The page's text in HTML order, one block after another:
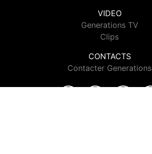
VIDEO
Generations TV
Clips
CONTACTS
Contacter Generations